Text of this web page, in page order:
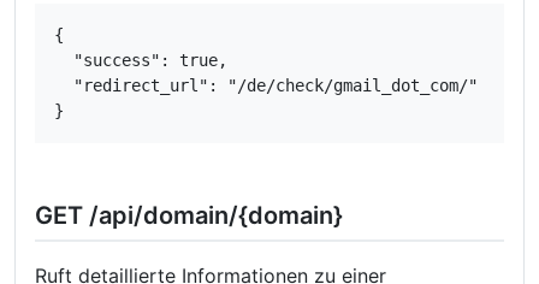
{
  "success": true,
  "redirect_url": "/de/check/gmail_dot_com/"
}
GET /api/domain/{domain}
Ruft detaillierte Informationen zu einer